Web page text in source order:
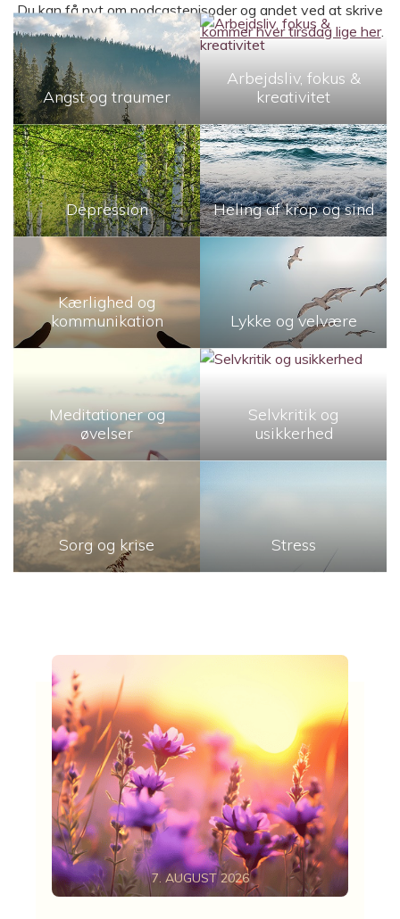
Du kan få nyt om podcastepisoder og andet ved at skrive
dig op tilmit nyhedsbrev, der kommer hver tirsdag lige her.
Angst og traumer
Arbejdsliv, fokus &
kreativitet
Depression Heling af krop og sind
Kærlighed og
kommunikation
Lykke og velvære
Meditationer og
øvelser
Selvkritik og
usikkerhed
Sorg og krise Stress
7. AUGUST 2026